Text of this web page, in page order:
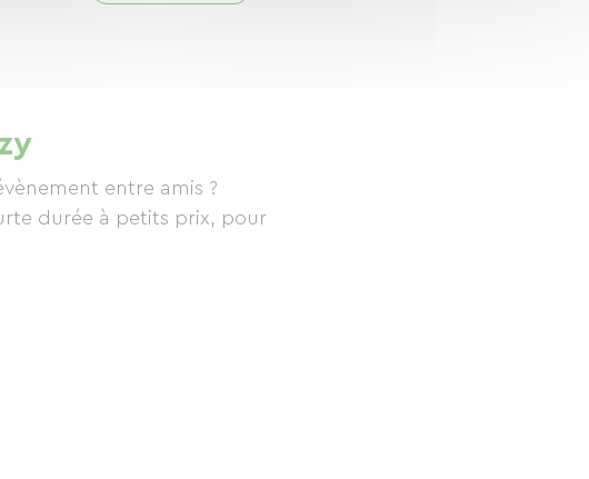
entre amis ?
durée à petits prix, pour